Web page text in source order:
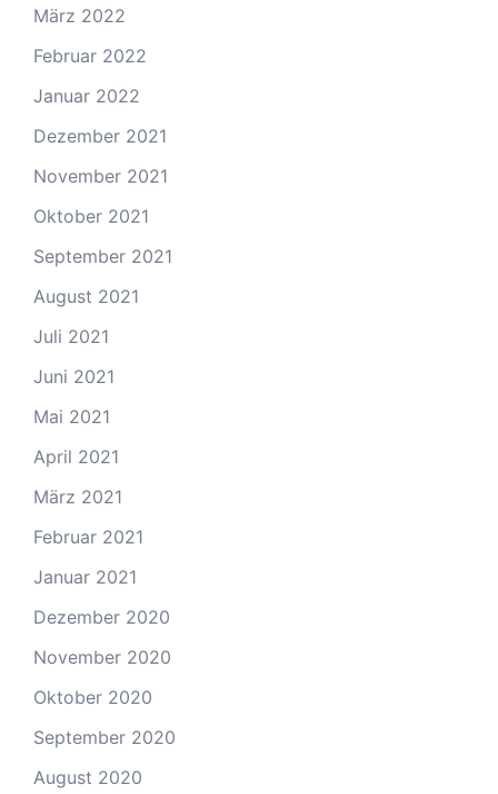
März 2022
Februar 2022
Januar 2022
Dezember 2021
November 2021
Oktober 2021
September 2021
August 2021
Juli 2021
Juni 2021
Mai 2021
April 2021
März 2021
Februar 2021
Januar 2021
Dezember 2020
November 2020
Oktober 2020
September 2020
August 2020